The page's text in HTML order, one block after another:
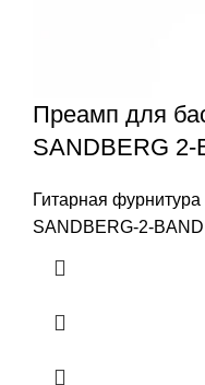
Преамп для
SANDBERG 2-
Гитарная фурнитура
SANDBERG-2-